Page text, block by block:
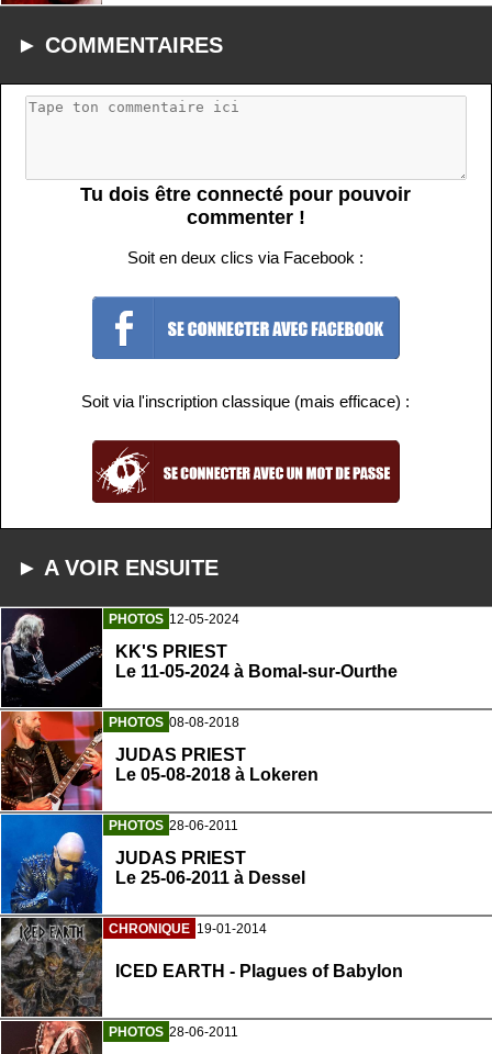
► COMMENTAIRES
Tu dois être connecté pour pouvoir
commenter !
Soit en deux clics via Facebook :
Soit via l'inscription classique (mais efficace) :
► A VOIR ENSUITE
PHOTOS 12-05-2024
KK'S PRIEST
Le 11-05-2024 à Bomal-sur-Ourthe
PHOTOS 08-08-2018
JUDAS PRIEST
Le 05-08-2018 à Lokeren
PHOTOS 28-06-2011
JUDAS PRIEST
Le 25-06-2011 à Dessel
CHRONIQUE 19-01-2014
ICED EARTH - Plagues of Babylon
PHOTOS 28-06-2011